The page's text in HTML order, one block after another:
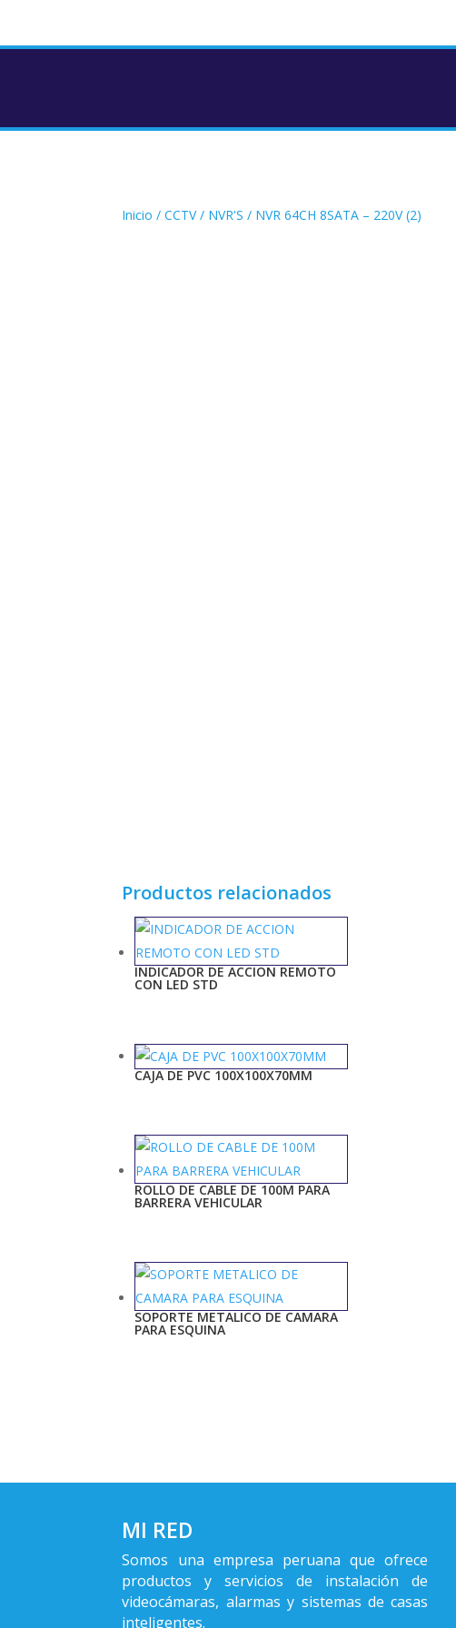
Inicio /CCTV/ NVR'S / NVR 64CH 8SATA – 220V (2)
Productos relacionados
INDICADOR DE ACCION REMOTO
CON LED STD
CAJA DE PVC 100X100X70MM
ROLLO DE CABLE DE 100M PARA
BARRERA VEHICULAR
SOPORTE METALICO DE CAMARA
PARA ESQUINA
MI RED
Somos una empresa peruana que ofrece
productos y servicios de instalación de
videocámaras, alarmas y sistemas de casas
inteligentes.